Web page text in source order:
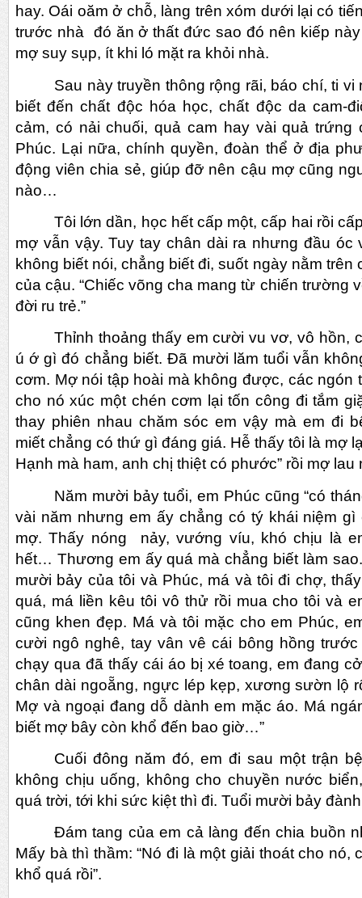
hay. Oái oăm ở chỗ, làng trên xóm dưới lại có
trước nhà đó ăn ở thất đức sao đó nên kiếp
mợ suy sụp, ít khi ló mặt ra khỏi nhà.
Sau này truyền thông rộng rãi, báo chí, ti
biết đến chất độc hóa học, chất độc da cam-
cảm, có nải chuối, quả cam hay vài quả trứng
Phúc. Lại nữa, chính quyền, đoàn thể ở địa
động viên chia sẻ, giúp đỡ nên cậu mợ cũng
nào…
Tôi lớn dần, học hết cấp một, cấp hai rồi
mợ vẫn vậy. Tuy tay chân dài ra nhưng đầu óc
không biết nói, chẳng biết đi, suốt ngày nằm trên
của cậu. “Chiếc võng cha mang từ chiến trường
đời ru trẻ.”
Thỉnh thoảng thấy em cười vu vơ, vô hồn,
ú ớ gì đó chẳng biết. Đã mười lăm tuổi vẫn
cơm. Mợ nói tập hoài mà không được, các ngón
cho nó xúc một chén cơm lại tốn công đi tắm
thay phiên nhau chăm sóc em vậy mà em đi
miết chẳng có thứ gì đáng giá. Hễ thấy tôi là mợ
Hạnh mà ham, anh chị thiệt có phước” rồi mợ lau
Năm mười bảy tuổi, em Phúc cũng “có
vài năm nhưng em ấy chẳng có tý khái niệm
mợ. Thấy nóng nảy, vướng víu, khó chịu là
hết… Thương em ấy quá mà chẳng biết làm
mười bảy của tôi và Phúc, má và tôi đi chợ,
quá, má liền kêu tôi vô thử rồi mua cho tôi và
cũng khen đẹp. Má và tôi mặc cho em Phúc,
cười ngô nghê, tay vân vê cái bông hồng
chạy qua đã thấy cái áo bị xé toang, em đang
chân dài ngoẵng, ngực lép kẹp, xương sườn lộ
Mợ và ngoại đang dỗ dành em mặc áo. Má
biết mợ bây còn khổ đến bao giờ…”
Cuối đông năm đó, em đi sau một trận
không chịu uống, không cho chuyền nước
quá trời, tới khi sức kiệt thì đi. Tuổi mười bảy
Đám tang của em cả làng đến chia buồn
Mấy bà thì thầm: “Nó đi là một giải thoát cho nó,
khổ quá rồi”.